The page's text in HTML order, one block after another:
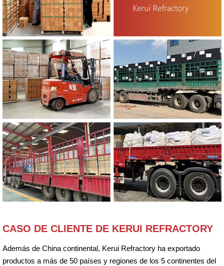
CASO DE CLIENTE DE KERUI REFRACTORY
Además de China continental, Kerui Refractory ha exportado
productos a más de 50 países y regiones de los 5 continentes del